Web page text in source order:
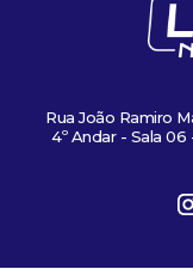
Rua João Ramiro
4º Andar - Sala